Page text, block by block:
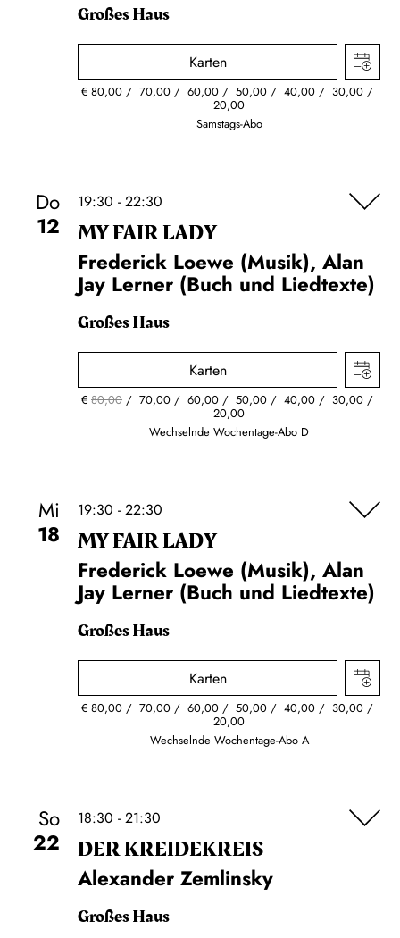
Großes Haus
Karten
€80,00 70,00 60,00 50,00 40,00 30,00
20,00
Samstags-Abo
Do
12
19:30 - 22:30
MY FAIR LADY
Frederick Loewe (Musik), Alan
Jay Lerner (Buch und Liedtexte)
Großes Haus
Karten
€80,00 70,00 60,00 50,00 40,00 30,00
20,00
Wechselnde Wochentage-Abo D
Mi
18
19:30 - 22:30
MY FAIR LADY
Frederick Loewe (Musik), Alan
Jay Lerner (Buch und Liedtexte)
Großes Haus
Karten
€80,00 70,00 60,00 50,00 40,00 30,00
20,00
Wechselnde Wochentage-Abo A
So
22
18:30 - 21:30
DER KREIDE­KREIS
Alexander Zemlinsky
Großes Haus